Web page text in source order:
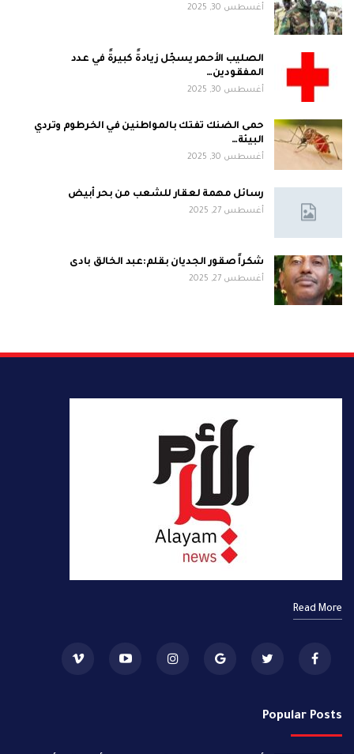
أغسطس 30, 2025
الصليب الأحمر يسجّل زيادةً كبيرةً في عدد
المفقودين…
أغسطس 30, 2025
حمى الضنك تفتك بالمواطنين في الخرطوم وتردي
البيئة…
أغسطس 30, 2025
رسائل مهمة لعقار للشعب من بحر أبيض
أغسطس 27, 2025
شكراً صقور الجديان بقلم:عبد الخالق بادى
أغسطس 27, 2025
Read More
Popular Posts